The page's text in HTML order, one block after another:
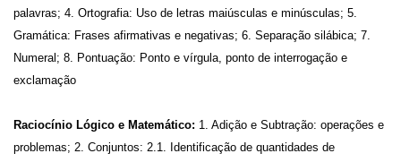
palavras; 4. Ortografia: Uso de letras maiúsculas e minúsculas; 5.
Gramática: Frases afirmativas e negativas; 6. Separação silábica; 7.
Numeral; 8. Pontuação: Ponto e vírgula, ponto de interrogação e
exclamação
Raciocínio Lógico e Matemático: 1. Adição e Subtração: operações e
problemas; 2. Conjuntos: 2.1. Identificação de quantidades de